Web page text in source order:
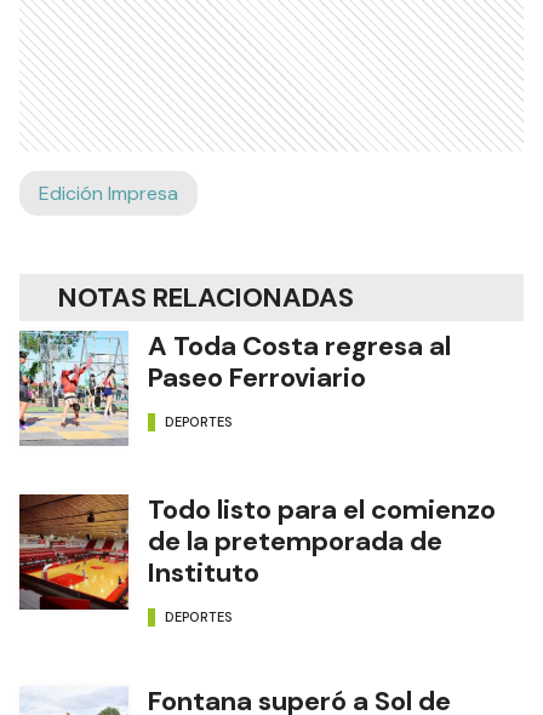
RECIBIR NEWSLETTER
Edición Impresa
NOTAS RELACIONADAS